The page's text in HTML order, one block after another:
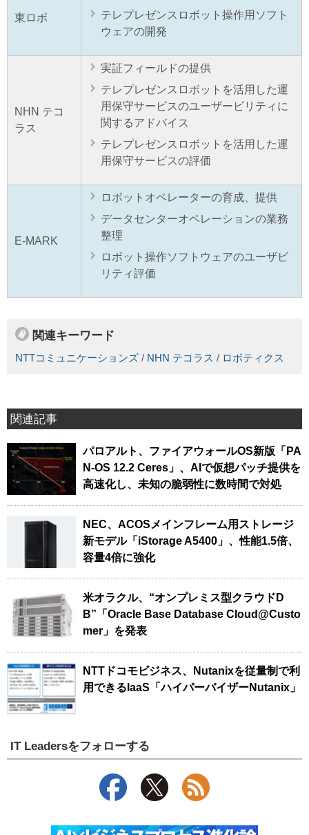
東ロボ
テレプレゼンスロボット操作用ソフト
ウェアの開発
NHN テコ
ラス
実証フィールドの提供
テレプレゼンスロボットを活用した運
用保守サービスのユーザービリティに
関するアドバイス
テレプレゼンスロボットを活用した運
用保守サービスの評価
E-MARK
ロボットオペレーターの育成、提供
データセンターオペレーションの業務
整理
ロボット操作ソフトウェアのユーザビ
リティ評価
関連キーワード
NTTコミュニケーションズ / NHN テコラス / ロボティクス
関連記事
パロアルト、ファイアウォールOS新版「PA
N-OS 12.2 Ceres」、AIで仮想パッチ提供を
高速化し、未知の脆弱性に数時間で対処
NEC、ACOSメインフレーム用ストレージ
新モデル「iStorage A5400」、性能1.5倍、
容量4倍に強化
米オラクル、“オンプレミス型クラウドD
B”「Oracle Base Database Cloud@Custo
mer」を発表
NTTドコモビジネス、Nutanixを従量制で利
用できるIaaS「ハイパーバイザーNutanix」
IT Leadersをフォローする